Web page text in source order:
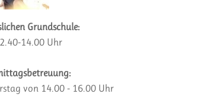
Grundschule:
14.00 Uhr
von 14.00 - 16.00 Uhr